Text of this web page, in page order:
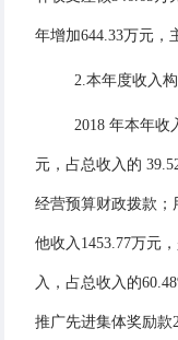
年增加644.33万元，
2. 本年度收入构
2018 年本年收
元，占总收入的
经营预算财政拨款 ；
他收入 1453.77万元
入，占总收入的60.48
推广先进集体奖励款